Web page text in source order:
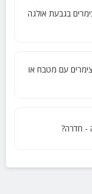
בגבעת אולגה
עם מטבח או
- חדרה?